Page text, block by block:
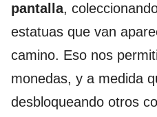
pantalla,
estatuas que van
camino. Eso nos
monedas, y a medida
desbloqueando otros